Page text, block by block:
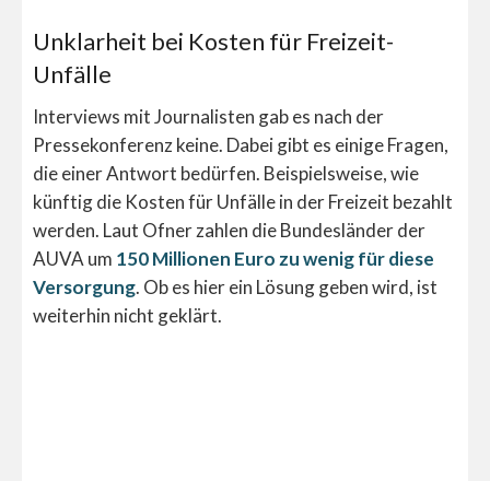
Unklarheit bei Kosten für Freizeit-
Unfälle
Interviews mit Journalisten gab es nach der
Pressekonferenz keine. Dabei gibt es einige Fragen,
die einer Antwort bedürfen. Beispielsweise, wie
künftig die Kosten für Unfälle in der Freizeit bezahlt
werden. Laut Ofner zahlen die Bundesländer der
AUVA um 150 Millionen Euro zu wenig für diese
Versorgung. Ob es hier ein Lösung geben wird, ist
weiterhin nicht geklärt.